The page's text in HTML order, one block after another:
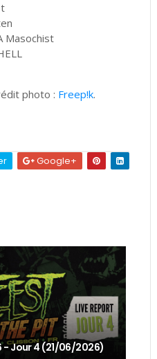
Masochist
photo : Freep!k.
Google+
- Jour 4 (21/06/2026)